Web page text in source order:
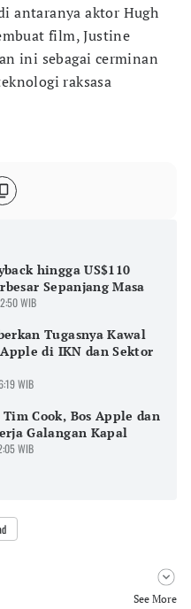
antaranya aktor Hugh
film, Justine
ini sebagai cerminan
raksasa
hingga US$110
Sepanjang Masa
WIB
Tugasnya Kawal
di IKN dan Sektor
WIB
Tim Cook, Bos Apple dan
Galangan Kapal
WIB
See More